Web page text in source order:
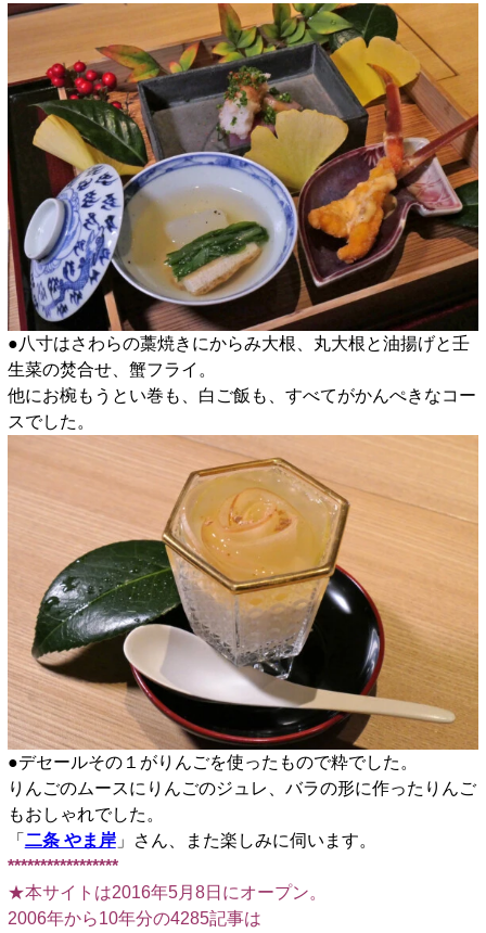
●八寸はさわらの藁焼きにからみ大根、丸大根と油揚げと壬
生菜の焚合せ、蟹フライ。
他にお椀もうとい巻も、白ご飯も、すべてがかんぺきなコー
スでした。
●デセールその１がりんごを使ったもので粋でした。
りんごのムースにりんごのジュレ、バラの形に作ったりんご
もおしゃれでした。
「 二条 やま岸」さん、また楽しみに伺います。
*****************
★本サイトは2016年5月8日にオープン。
2006年から10年分の4285記事は